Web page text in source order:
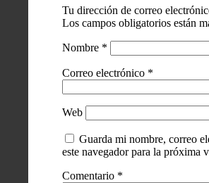
Tu dirección de correo
Los campos obligatorios están
Nombre *
Correo electrónico *
Web
Guarda mi nombre, correo
este navegador para la próxima
Comentario *